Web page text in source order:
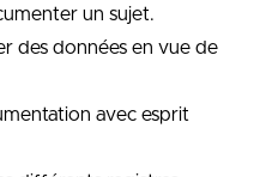
un sujet.
des données en vue de
avec esprit